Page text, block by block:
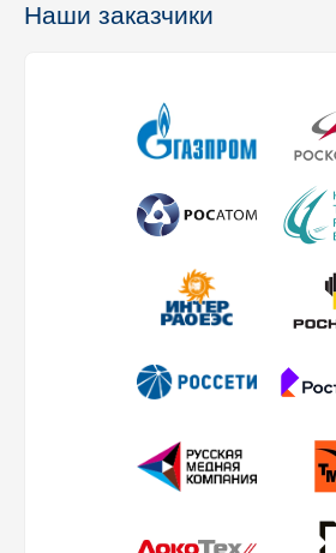
Наши заказчики